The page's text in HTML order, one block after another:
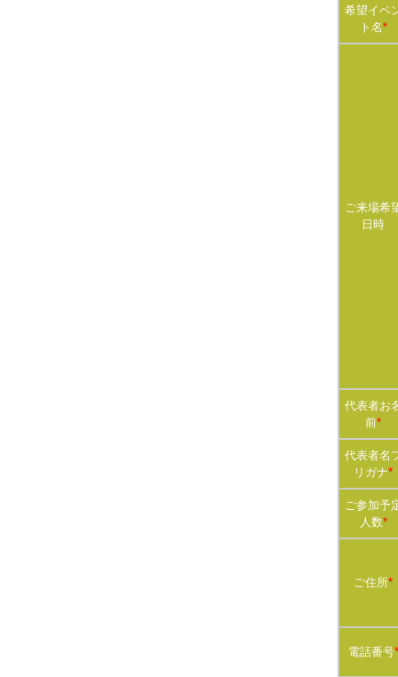
希望イベ
ト名*
ご来場希
日時
代表者お
前*
代表者名
リガナ*
ご参加予
人数*
ご住所*
電話番号*